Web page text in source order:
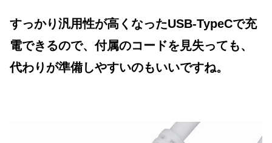
すっかり汎用性が高くなったUSB-TypeCで充
電できるので、付属のコードを見失っても、
代わりが準備しやすいのもいいですね。